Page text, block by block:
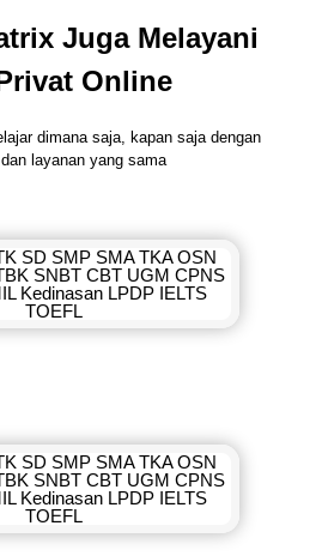
Juga Melayani
Online
dimana saja, kapan saja dengan
layanan yang sama